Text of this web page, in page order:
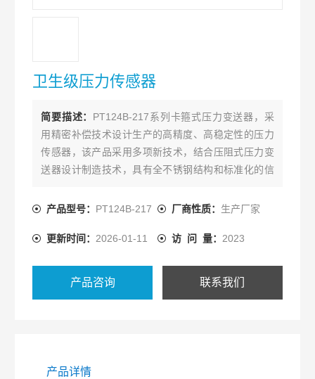
卫生级压力传感器
简要描述： PT124B-217系列卡箍式压力变送器，采
用精密补偿技术设计生产的高精度、高稳定性的压力
传感器，该产品采用多项新技术，结合压阻式压力变
送器设计制造技术，具有全不锈钢结构和标准化的信
量程覆盖范围宽，适用于各领域需要对流体压力进行
产品型号： PT124B-217 厂商性质： 生产厂家
更新时间： 2026-01-11 访 问 量： 2023
产品咨询 联系我们
产品详情